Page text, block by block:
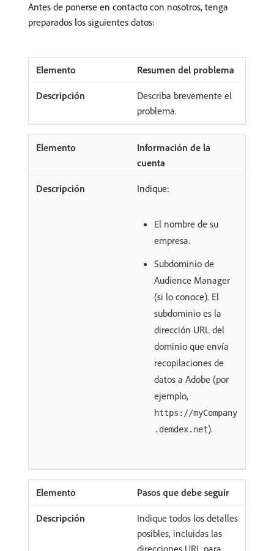
Antes de ponerse en contacto con nosotros, tenga
preparados los siguientes datos:
Resumen del problema
Describa brevemente el
problema.
Información de la
cuenta
Indique:
El nombre de su
empresa.
Subdominio de
Audience Manager
(si lo conoce). El
subdominio es la
dirección URL del
dominio que envía
recopilaciones de
datos a Adobe (por
ejemplo,
https://myCompany
.demdex.net).
Pasos que debe seguir
Indique todos los detalles
posibles, incluidas las
direcciones URL para